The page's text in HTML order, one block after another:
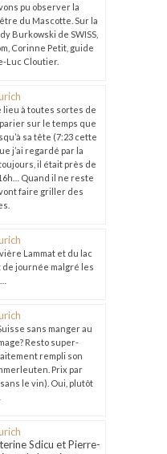
pu observer la
du Mascotte. Sur la
Burkowski de SWISS,
Corinne Petit, guide
Luc Cloutier.
lieu à toutes sortes de
sur le temps que
sa tête (7:23 cette
j’ai regardé par la
il était près de
Quand il ne reste
faire griller des
Lammat et du lac
journée malgré les
sans manger au
Resto super-
rempli son
Prix par
le vin). Oui, plutôt
Sdicu et Pierre-